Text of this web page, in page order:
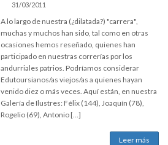
31/03/2011
A lo largo de nuestra (¿dilatada?) "carrera",
muchas y muchos han sido, tal como en otras
ocasiones hemos reseñado, quienes han
participado en nuestras correrías por los
andurriales patrios. Podríamos considerar
Edutoursianos/as viejos/as a quienes hayan
venido diez o más veces. Aquí están, en nuestra
Galería de Ilustres: Félix (144), Joaquín (78),
Rogelio (69), Antonio […]
Leer más